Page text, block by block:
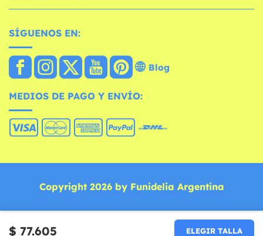
$ 77.605 ELEGIR TALLA
SÍGUENOS EN:
Blog
MEDIOS DE PAGO Y ENVÍO:
Copyright 2026 by Funidelia Argentina